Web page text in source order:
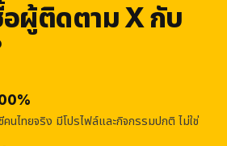
ผู้ติดตาม X กับ
นไทยจริง มีโปรไฟล์และกิจกรรมปกติ ไม่ใช่